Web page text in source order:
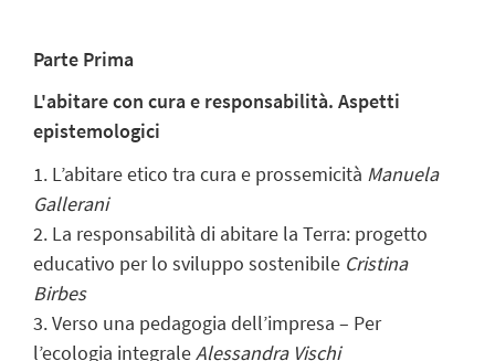
Parte Prima
L'abitare con cura e responsabilità. Aspetti
epistemologici
1. L’abitare etico tra cura e prossemicità Manuela
Gallerani
2. La responsabilità di abitare la Terra: progetto
educativo per lo sviluppo sostenibile Cristina
Birbes
3. Verso una pedagogia dell’impresa – Per
l’ecologia integraleAlessandra Vischi